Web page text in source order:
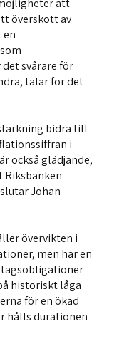
att
överskott av
svårare för
talar för det
bidra till
i
också glädjande,
Riksbanken
Johan
övervikten i
men har en
historiskt låga
för en ökad
hålls durationen